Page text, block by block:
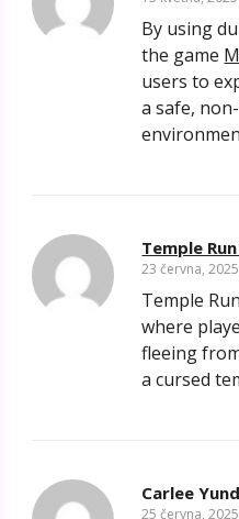
By using
the game
users to
a safe,
Temple
23 června,
Temple
where
fleeing
a cursed
Carlee
25 června,